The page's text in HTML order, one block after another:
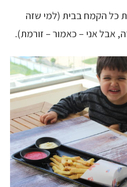
כל הקמח בבית (למי שזה
אבל אני – כאמור – זורמת).